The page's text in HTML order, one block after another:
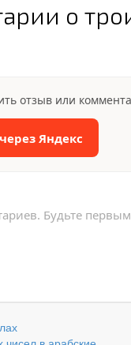
о
отзыв или
Яндекс
Будьте